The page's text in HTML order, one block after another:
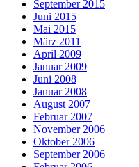
September 2015
Juni 2015
Mai 2015
März 2011
April 2009
Januar 2009
Juni 2008
Januar 2008
August 2007
Februar 2007
November 2006
Oktober 2006
September 2006